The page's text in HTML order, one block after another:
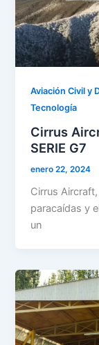
Aviación Civil y
Tecnología
Cirrus
SERIE G7
enero 22, 2024
Cirrus
paracaídas y
un